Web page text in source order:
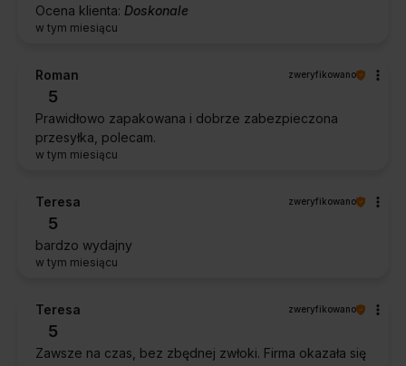
Ocena klienta: Doskonale
w tym miesiącu
Roman zweryfikowano
5
Prawidłowo zapakowana i dobrze zabezpieczona
przesyłka, polecam.
w tym miesiącu
Teresa zweryfikowano
5
bardzo wydajny
w tym miesiącu
Teresa zweryfikowano
5
Zawsze na czas, bez zbędnej zwłoki. Firma okazała się